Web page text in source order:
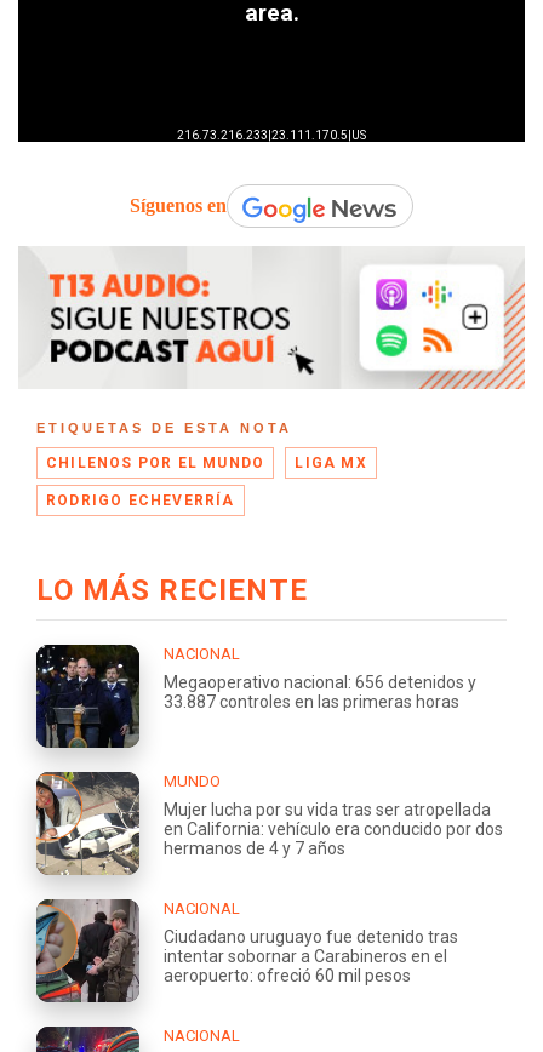
Síguenos en
ETIQUETAS DE ESTA NOTA
CHILENOS POR EL MUNDO LIGA MX
RODRIGO ECHEVERRÍA
LO MÁS RECIENTE
NACIONAL
Megaoperativo nacional: 656 detenidos y
33.887 controles en las primeras horas
MUNDO
Mujer lucha por su vida tras ser atropellada
en California: vehículo era conducido por dos
hermanos de 4 y 7 años
NACIONAL
Ciudadano uruguayo fue detenido tras
intentar sobornar a Carabineros en el
aeropuerto: ofreció 60 mil pesos
NACIONAL